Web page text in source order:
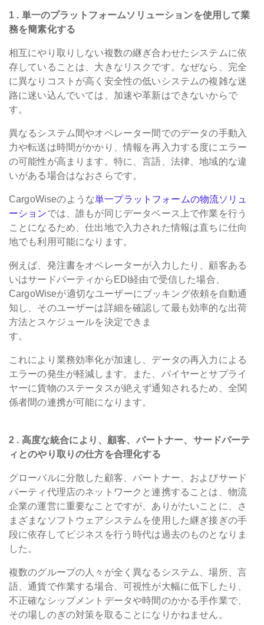
1 . 単一のプラットフォームソリューションを使用して業
務を簡素化する
相互にやり取りしない複数の継ぎ合わせたシステムに依
存していることは、大きなリスクです。なぜなら、完全
に異なりコストが高く安全性の低いシステムの複雑な迷
路に迷い込んでいては、加速や革新はできないからで
す。
異なるシステム間やオペレーター間でのデータの手動入
力や転送は時間がかかり、情報を再入力する度にエラー
の可能性が高まります。特に、言語、法律、地域的な違
いがある場合はなおさらです。
CargoWiseのような単一プラットフォームの物流ソリュ
ーションでは、誰もが同じデータベース上で作業を行う
ことになるため、仕出地で入力された情報は直ちに仕向
地でも利用可能になります。
例えば、発注書をオペレーターが入力したり、顧客ある
いはサードパーティからEDI経由で受信した場合、
CargoWiseが適切なユーザーにブッキング依頼を自動通
知し、そのユーザーは詳細を確認して最も効率的な出荷
方法とスケジュールを決定できま
す。
これにより業務効率化が加速し、データの再入力による
エラーの発生が軽減します。また、バイヤーとサプライ
ヤーに貨物のステータスが絶えず通知されるため、全関
係者間の連携が可能になります。
2 . 高度な統合により、顧客、パートナー、サードパーテ
ィとのやり取りの仕方を合理化する
グローバルに分散した顧客、パートナー、およびサード
パーティ代理店のネットワークと連携することは、物流
企業の運営に重要なことですが、ありがたいことに、さ
まざまなソフトウェアシステムを使用した継ぎ接ぎの手
段に依存してビジネスを行う時代は過去のものとなりま
した。
複数のグループの人々が全く異なるシステム、場所、言
語、通貨で作業する場合、可視性が大幅に低下したり、
不正確なシップメントデータや時間のかかる手作業で、
その場しのぎの対策を取ることになりかねません。